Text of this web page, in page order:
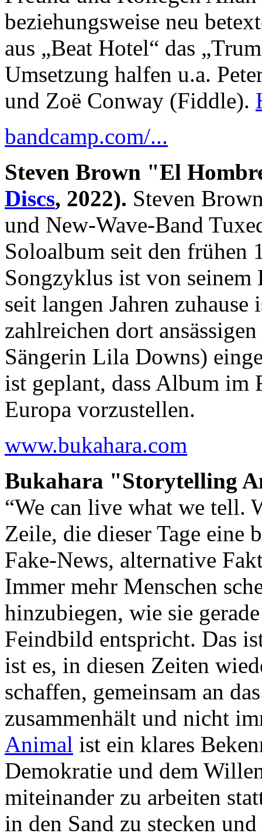
beziehungsweise neu
aus „Beat Hotel“ das
Umsetzung halfen u.a.
und Zoë Conway (Fiddle).
bandcamp.com/...
Steven Brown "El
Discs, 2022). Steven
und New-Wave-Band
Soloalbum seit den frühen
Songzyklus ist von
seit langen Jahren
zahlreichen dort
Sängerin Lila Downs)
ist geplant, dass Album im
Europa vorzustellen.
www.bukahara.com
Bukahara "Storytelling
“We can live what we tell.
Zeile, die dieser Tage eine
Fake-News, alternative
Immer mehr Menschen
hinzubiegen, wie sie
Feindbild entspricht. Das
ist es, in diesen Zeiten
schaffen, gemeinsam an
zusammenhält und nicht
Animal ist ein klares
Demokratie und dem
miteinander zu arbeiten
in den Sand zu stecken